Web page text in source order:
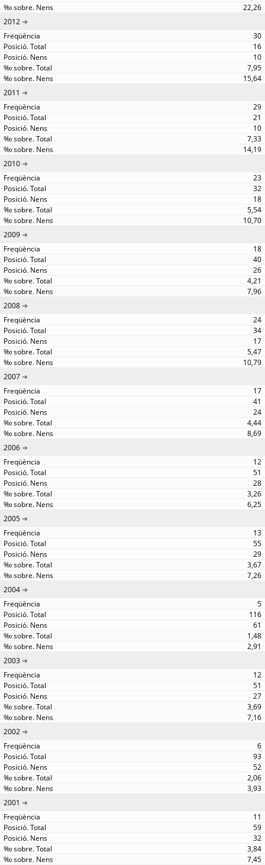
22,26
2012
30
16
10
7,95
15,64
2011
29
21
10
7,33
14,19
2010
23
32
18
5,54
10,70
2009
18
40
26
4,21
7,96
2008
24
34
17
5,47
10,79
2007
17
41
24
4,44
8,69
2006
12
51
28
3,26
6,25
2005
13
55
29
3,67
7,26
2004
5
116
61
1,48
2,91
2003
12
51
27
3,69
7,16
2002
6
93
52
2,06
3,93
2001
11
59
32
3,84
7,45